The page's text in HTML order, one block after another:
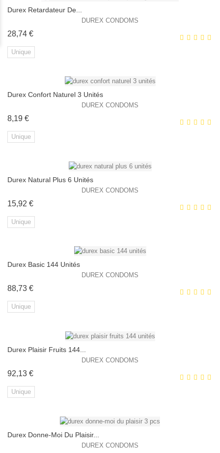
EXCLUSIVITÉ WEB !
EXCLUSIVITÉ WEB !
Durex Retardateur De...
DUREX CONDOMS
28,74 €Prix
Unique
EXCLUSIVITÉ WEB !
Durex Confort Naturel 3 Unités
DUREX CONDOMS
8,19 €Prix
Unique
EXCLUSIVITÉ WEB !
Durex Natural Plus 6 Unités
DUREX CONDOMS
15,92 €Prix
Unique
EXCLUSIVITÉ WEB !
Durex Basic 144 Unités
DUREX CONDOMS
88,73 €Prix
Unique
EXCLUSIVITÉ WEB !
Durex Plaisir Fruits 144...
DUREX CONDOMS
92,13 €Prix
Unique
Durex Donne-Moi Du Plaisir...
DUREX CONDOMS